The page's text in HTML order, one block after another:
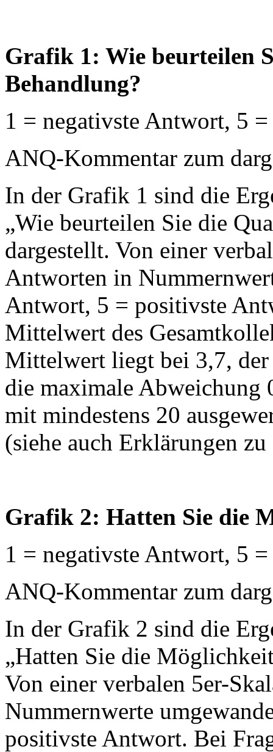
Grafik 1: Wie beurteilen
Behandlung?
1 = negativste Antwort, 5
ANQ-Kommentar zum
In der Grafik 1 sind die
„Wie beurteilen Sie die
dargestellt. Von einer
Antworten in
Antwort, 5 = positivste
Mittelwert des
Mittelwert liegt bei 3,7,
die maximale
mit mindestens 20
(siehe auch Erklärungen
Grafik 2: Hatten Sie die
1 = negativste Antwort, 5
ANQ-Kommentar zum
In der Grafik 2 sind die
„Hatten Sie die
Von einer verbalen 5er-
Nummernwerte
positivste Antwort. Bei